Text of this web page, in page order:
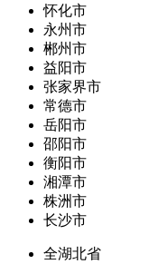
怀化市
永州市
郴州市
益阳市
张家界市
常德市
岳阳市
邵阳市
衡阳市
湘潭市
株洲市
长沙市
全湖北省